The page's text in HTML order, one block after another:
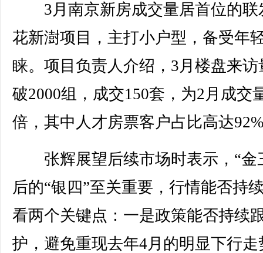
3月南京新房成交量居首位的联
花新澍项目，主打小户型，备受年
睐。项目负责人介绍，3月楼盘来访
破2000组，成交150套，为2月成交
倍，其中人才房票客户占比高达
张辉展望后续市场时表示，“金
后的“银四”至关重要，行情能否持
看两个关键点：一是政策能否持续
护，避免重现去年4月的明显下行走